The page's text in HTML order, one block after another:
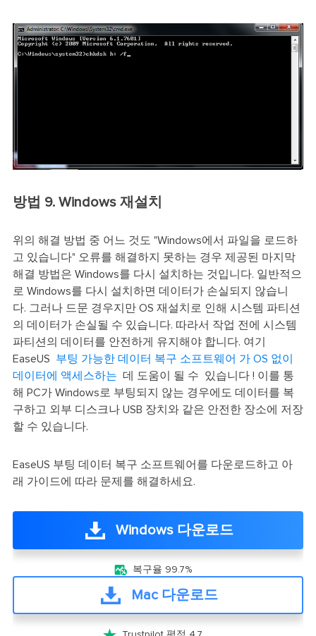
방법 9. Windows 재설치
위의 해결 방법 중 어느 것도 "Windows에서 파일을 로드하
고 있습니다" 오류를 해결하지 못하는 경우 제공된 마지막
해결 방법은 Windows를 다시 설치하는 것입니다. 일반적으
로 Windows를 다시 설치하면 데이터가 손실되지 않습니
다. 그러나 드문 경우지만 OS 재설치로 인해 시스템 파티션
의 데이터가 손실될 수 있습니다. 따라서 작업 전에 시스템
파티션의 데이터를 안전하게 유지해야 합니다. 여기
EaseUS 부팅 가능한 데이터 복구 소프트웨어 가 OS 없이
데이터에 액세스하는 데 도움이 될 수 있습니다 ! 이를 통
해 PC가 Windows로 부팅되지 않는 경우에도 데이터를 복
구하고 외부 디스크나 USB 장치와 같은 안전한 장소에 저장
할 수 있습니다.
EaseUS 부팅 데이터 복구 소프트웨어를 다운로드하고 아
래 가이드에 따라 문제를 해결하세요.
Windows 다운로드
 복구율 99.7%
Mac 다운로드